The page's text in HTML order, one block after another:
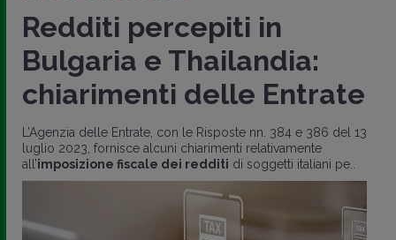
Redditi percepiti in
Bulgaria e Thailandia:
chiarimenti delle Entrate
L’Agenzia delle Entrate, con le Risposte nn. 384 e 386 del 13
luglio 2023, fornisce alcuni chiarimenti relativamente
all’imposizione fiscale dei redditi di soggetti italiani pe..